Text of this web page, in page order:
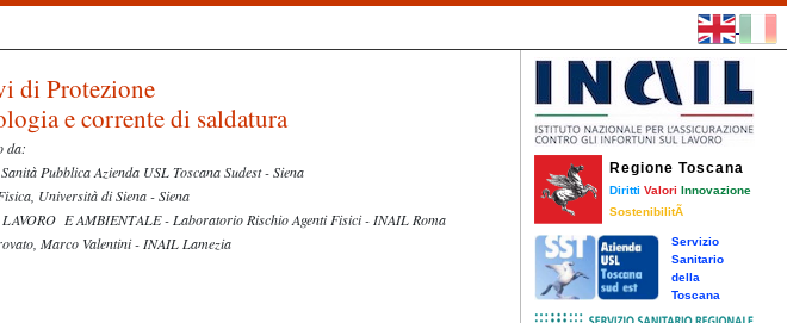
di Protezione
e corrente di saldatura
da:
Pubblica Azienda USL Toscana Sudest - Siena
Università di Siena - Siena
E AMBIENTALE - Laboratorio Rischio Agenti Fisici - INAIL Roma
Marco Valentini - INAIL Lamezia
Regione Toscana
Diritti Valori Innovazione
SostenibilitÃ
Servizio
Sanitario
della
Toscana